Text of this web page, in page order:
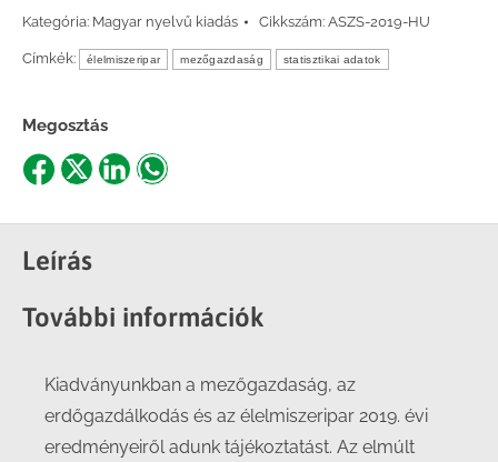
Kategória: Magyar nyelvű kiadás Cikkszám: ASZS-2019-HU
Címkék: élelmiszeripar mezőgazdaság statisztikai adatok
Megosztás
Share
Facebook
Share
X
ShareShare
Leírás
További információk
Kiadványunkban a mezőgazdaság, az
erdőgazdálkodás és az élelmiszeripar 2019. évi
eredményeiről adunk tájékoztatást. Az elmúlt